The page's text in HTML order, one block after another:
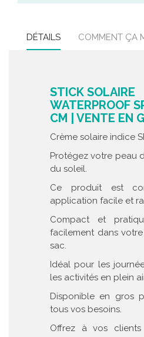
DÉTAILS COMMENT ÇA
STICK SOLAIRE
WATERPROOF
CM | VENTE EN
Crème solaire indice
Protégez votre peau
du soleil.
Ce produit est
application facile et
Compact et
facilement dans
sac.
Idéal pour les
les activités en plein
Disponible en gros
tous vos besoins.
Offrez à vos